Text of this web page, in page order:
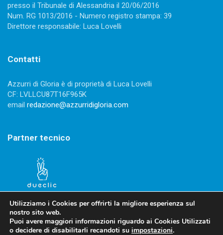
presso il Tribunale di Alessandria il 20/06/2016
Num. RG 1013/2016 - Numero registro stampa: 39
Direttore responsabile: Luca Lovelli
Contatti
Azzurri di Gloria è di proprietà di Luca Lovelli
CF: LVLLCU87T16F965K
email redazione@azzurridigloria.com
Partner tecnico
Privacy Policy-Cookies Policy
Utilizziamo i Cookies per offrirti la migliore esperienza sul
nostro sito web.
Puoi avere maggiori informazioni riguardo ai Cookies Utilizzati
o decidere di disabilitarli recandoti su impostazioni.